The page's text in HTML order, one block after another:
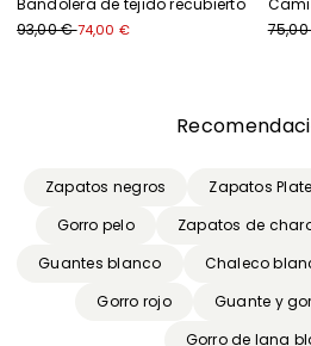
Bandolera de tejido recubierto
93,00 €74,00 €
Zapatos negros Zapatos
Gorro pelo
Zapatos de
Guantes blanco
Chaleco
Gorro rojo
Guante y
Gorro de lana